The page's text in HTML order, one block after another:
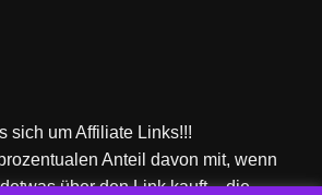
sich um Affiliate Links!!!
Anteil davon mit, wenn
über den Link kauft – die